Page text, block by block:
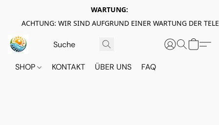
WARTUNG:
ACHTUNG: WIR SIND AUFGRUND EINER WARTUNG DER
SHOP KONTAKT ÜBER UNS FAQ